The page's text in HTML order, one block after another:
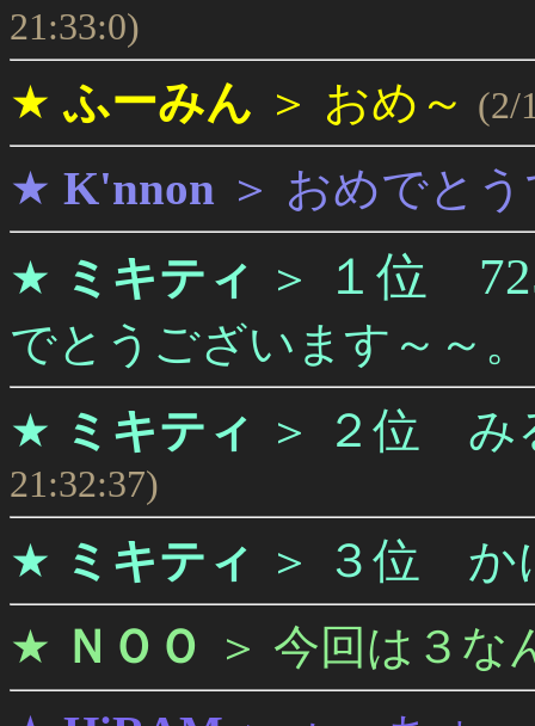
21:33:0)
★ふーみん ＞ おめ～ (2/
★ K'nnon ＞ おめでと
★ ミキティ ＞ １位
でとうございます～～。
★ ミキティ ＞ ２位 み
21:32:37)
★ ミキティ ＞ ３位 か
★ ＮＯＯ ＞ 今回は３な